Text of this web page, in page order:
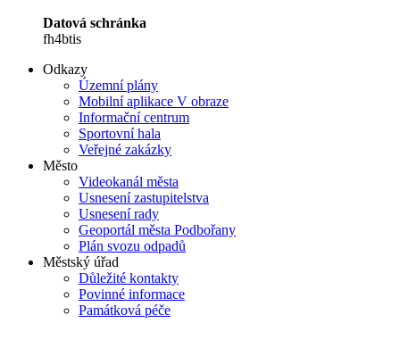
Datová schránka
fh4btis
Odkazy
Územní plány
Mobilní aplikace V obraze
Informační centrum
Sportovní hala
Veřejné zakázky
Město
Videokanál města
Usnesení zastupitelstva
Usnesení rady
Geoportál města Podbořany
Plán svozu odpadů
Městský úřad
Důležité kontakty
Povinné informace
Památková péče